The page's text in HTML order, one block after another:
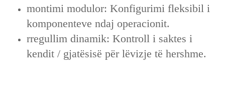
montimi modulor: Konfigurimi fleksibil i
komponenteve ndaj operacionit.
rregullim dinamik: Kontroll i saktes i
kendit / gjatësisë për lëvizje të hershme.